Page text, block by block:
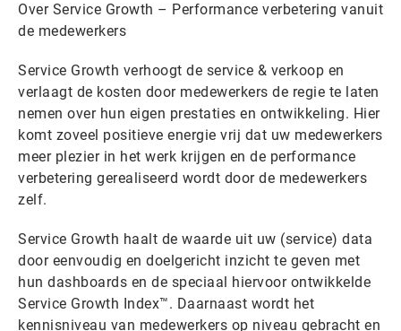
Over Service Growth – Performance verbetering vanuit
de medewerkers
Service Growth verhoogt de service & verkoop en
verlaagt de kosten door medewerkers de regie te laten
nemen over hun eigen prestaties en ontwikkeling. Hier
komt zoveel positieve energie vrij dat uw medewerkers
meer plezier in het werk krijgen en de performance
verbetering gerealiseerd wordt door de medewerkers
zelf.
Service Growth haalt de waarde uit uw (service) data
door eenvoudig en doelgericht inzicht te geven met
hun dashboards en de speciaal hiervoor ontwikkelde
Service Growth Index™. Daarnaast wordt het
kennisniveau van medewerkers op niveau gebracht en